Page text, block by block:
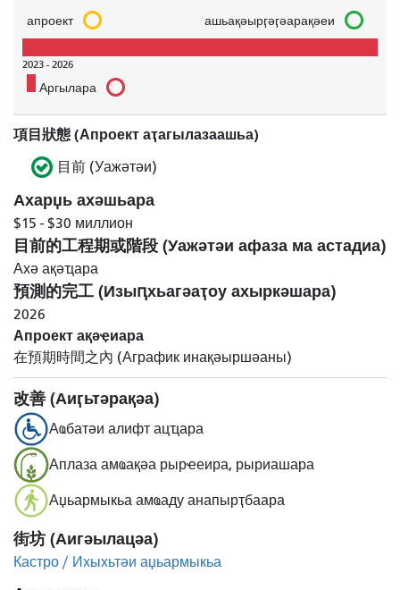
апроект
ашьақәырӷәӷәарақәеи
2023 - 2026
Аргылара
項目狀態 (Апроект аҭагылазаашьа)
目前 (Уажәтәи)
Ахарџь ахәшьара
$15 - $30 миллион
目前的工程期或階段 (Уажәтәи афаза ма астадиа)
Ахә ақәҵара
預測的完工 (Изыԥхьагәаҭоу ахыркәшара)
2026
Апроект ақәҿиара
在預期時間之內 (Аграфик инақәыршәаны)
改善 (Аиӷьтәрақәа)
Аҩбатәи алифт ацҵара
Аплаза амҩақәа рырҽеира, рыриашара
Аџьармыкьа амҩаду анапырҭбаара
街坊 (Аигәылацәа)
Кастро / Ихыхьтәи аџьармыкьа